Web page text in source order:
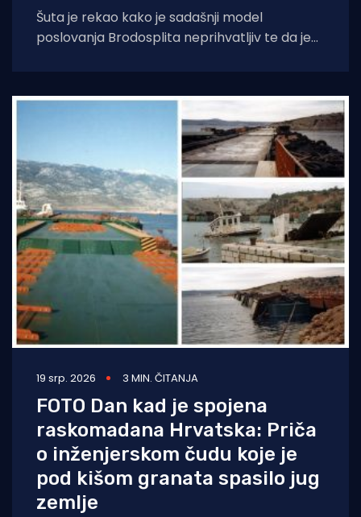
Šuta je rekao kako je sadašnji model
poslovanja Brodosplita neprihvatljiv te da je
19 srp. 2026 3 MIN. ČITANJA
FOTO Dan kad je spojena
raskomadana Hrvatska: Priča
o inženjerskom čudu koje je
pod kišom granata spasilo jug
zemlje